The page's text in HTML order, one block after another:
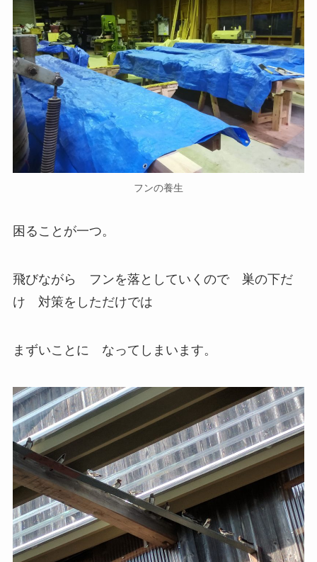
フンの養生
困ることが一つ。
飛びながら フンを落としていくので 巣の下だ
け 対策をしただけでは
まずいことに なってしまいます。